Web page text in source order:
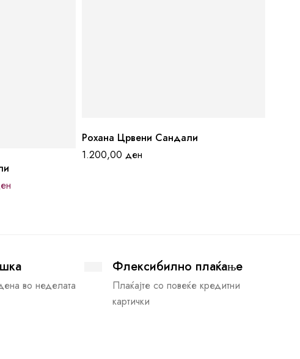
Рохана Црвени Сандали
1.200,00 ден
во неделата
Флексибилно плаќање
Плаќајте со повеќе кредитни
картички